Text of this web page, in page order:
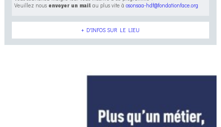
Veuillez nous envoyer un mailau plus vite à osonsaa-hdf@fondationface.org
+ D'INFOS SUR LE LIEU